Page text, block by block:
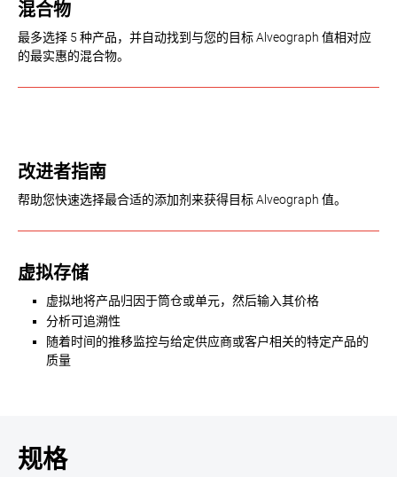
混合物
最多选择 5 种产品，并自动找到与您的目标 Alveograph 值相对应
的最实惠的混合物。
改进者指南
帮助您快速选择最合适的添加剂来获得目标 Alveograph 值。
虚拟存储
虚拟地将产品归因于筒仓或单元，然后输入其价格
分析可追溯性
随着时间的推移监控与给定供应商或客户相关的特定产品的
质量
规格